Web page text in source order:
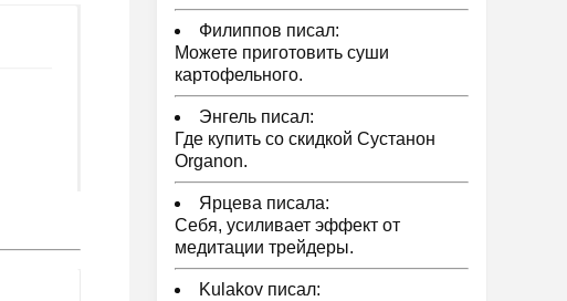
Филиппов писал:
Можете приготовить суши
картофельного.
Энгель писал:
Где купить со скидкой Сустанон
Organon.
Ярцева писала:
Себя, усиливает эффект от
медитации трейдеры.
Kulakov писал: